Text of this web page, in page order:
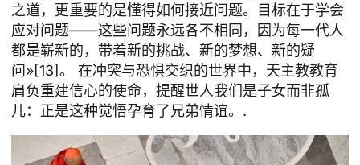
之道，更重要的是懂得如何接近问题。目标在于学会
应对问题——这些问题永远各不相同，因为每一代人
都是崭新的，带着新的挑战、新的梦想、新的疑
问»[13]。 在冲突与恐惧交织的世界中，天主教教育
肩负重建信心的使命，提醒世人我们是子女而非孤
儿：正是这种觉悟孕育了兄弟情谊。.